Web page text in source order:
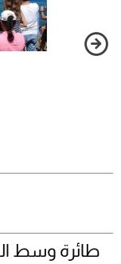
طائرة وسط